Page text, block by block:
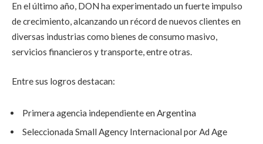
En el último año, DON ha experimentado un fuerte impulso
de crecimiento, alcanzando un récord de nuevos clientes en
diversas industrias como bienes de consumo masivo,
servicios financieros y transporte, entre otras.
Entre sus logros destacan:
Primera agencia independiente en Argentina
Seleccionada Small Agency Internacional por Ad Age